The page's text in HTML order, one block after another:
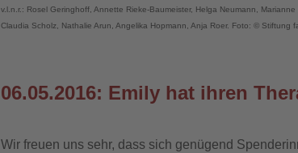
v.l.n.r.: Rosel Geringhoff, Annette Rieke-Baumeister, Helga Neumann, Marianne
Claudia Scholz, Nathalie Arun, Angelika Hopmann, Anja Roer. Foto: © Stiftung
06.05.2016: Emily hat ihren
Wir freuen uns sehr, dass sich genügend